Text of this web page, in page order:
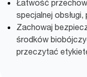
Łatwość
specjalnej
Zachowaj
środków
przeczytać